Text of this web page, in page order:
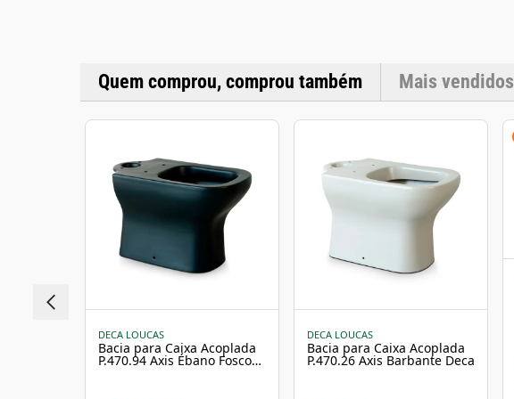
Quem comprou, comprou também Mais vendidos
DECA LOUCAS
Bacia para Caixa Acoplada
P.470.94 Axis Ébano Fosco
DECA LOUCAS
Bacia para Caixa Acoplada
P.470.26 Axis Barbante Deca